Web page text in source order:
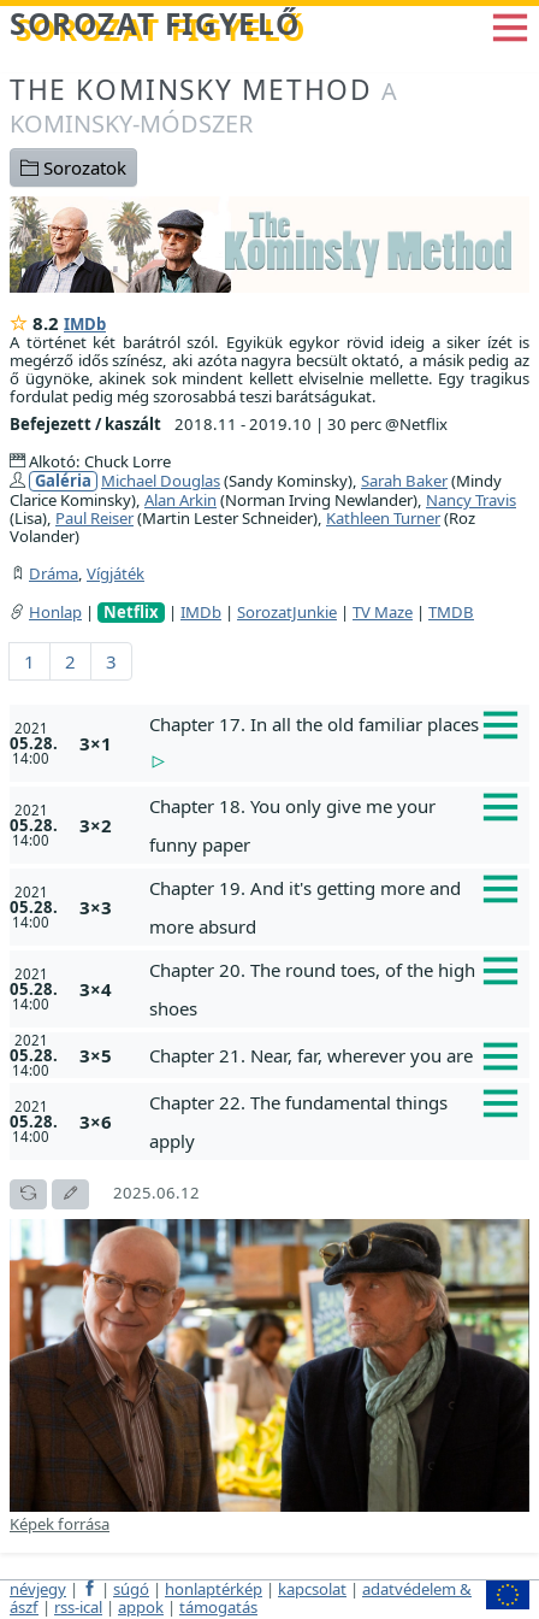
Betöltés...
SOROZAT FIGYELŐ
THE KOMINSKY METHOD A
KOMINSKY-MÓDSZER
Sorozatok
8.2 IMDb
A történet két barátról szól. Egyikük egykor rövid ideig a siker ízét is
megérző idős színész, aki azóta nagyra becsült oktató, a másik pedig az
ő ügynöke, akinek sok mindent kellett elviselnie mellette. Egy tragikus
fordulat pedig még szorosabbá teszi barátságukat.
Befejezett / kaszált
2018.11 - 2019.10 | 30 perc @Netflix
Alkotó: Chuck Lorre
Galéria Michael Douglas(Sandy Kominsky), Sarah Baker(Mindy
Clarice Kominsky), Alan Arkin (Norman Irving Newlander), Nancy Travis
(Lisa), Paul Reiser(Martin Lester Schneider), Kathleen Turner(Roz
Volander)
Dráma, Vígjáték
Honlap | Netflix | IMDb | SorozatJunkie | TV Maze | TMDB
1 2 3
2021
05.28.
14:00
3×1
Chapter 17. In all the old familiar places
2021
05.28.
14:00
3×2
Chapter 18. You only give me your
funny paper
2021
05.28.
14:00
3×3
Chapter 19. And it's getting more and
more absurd
2021
05.28.
14:00
3×4
Chapter 20. The round toes, of the high
shoes
2021
05.28.
14:00
3×5 Chapter 21. Near, far, wherever you are
2021
05.28.
14:00
3×6
Chapter 22. The fundamental things
apply
2025.06.12
Képek forrása
névjegy | | súgó | honlaptérkép | kapcsolat | adatvédelem &
ászf | rss-ical | appok | támogatás